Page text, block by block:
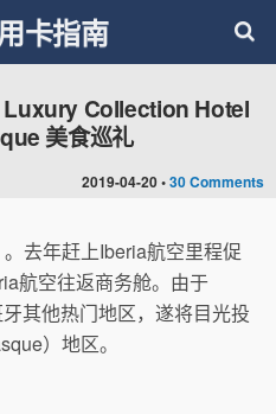
卡指南
2019-04-20 •30 Comments
Collection Hotel
美食巡礼
去年赶上Iberia航空里程促
航空往返商务舱。由于
其他热门地区，遂将目光投
）地区。